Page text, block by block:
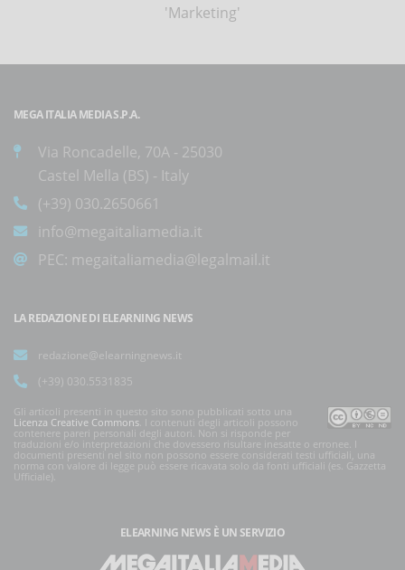
'Marketing'
MEGA ITALIA MEDIA S.P.A.
Via Roncadelle, 70A - 25030
Castel Mella (BS) - Italy
(+39) 030.2650661
info@megaitaliamedia.it
PEC: megaitaliamedia@legalmail.it
LA REDAZIONE DI ELEARNING NEWS
redazione@elearningnews.it
(+39) 030.5531835
Gli articoli presenti in questo sito sono pubblicati sotto una
Licenza Creative Commons . I contenuti degli articoli possono
contenere pareri personali degli autori. Non si risponde per
traduzioni e/o interpretazioni che dovessero risultare inesatte o erronee. I
documenti presenti nel sito non possono essere considerati testi ufficiali, una
norma con valore di legge può essere ricavata solo da fonti ufficiali (es. Gazzetta
Ufficiale).
ELEARNING NEWS È UN SERVIZIO